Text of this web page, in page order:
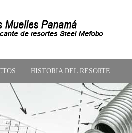
HISTORIA DEL RESORTE